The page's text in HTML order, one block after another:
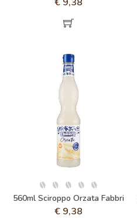
560ml Sciroppo Orzata Fabbri
€ 9,38